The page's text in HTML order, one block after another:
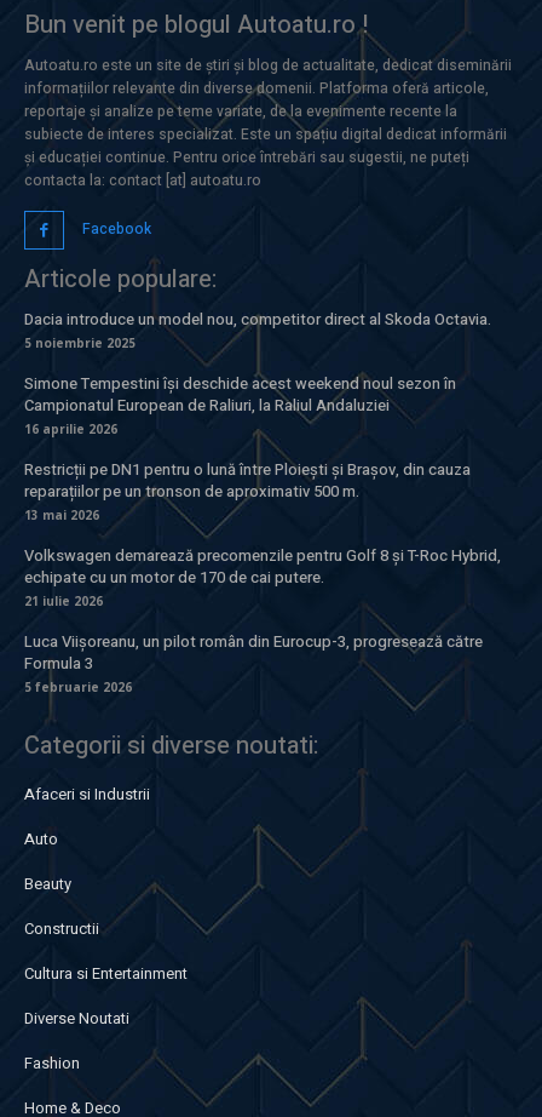
Bun venit pe blogul Autoatu.ro !
Autoatu.ro este un site de știri și blog de actualitate, dedicat diseminării
informațiilor relevante din diverse domenii. Platforma oferă articole,
reportaje și analize pe teme variate, de la evenimente recente la
subiecte de interes specializat. Este un spațiu digital dedicat informării
și educației continue. Pentru orice întrebări sau sugestii, ne puteți
contacta la: contact [at] autoatu.ro
Facebook
Articole populare:
Dacia introduce un model nou, competitor direct al Skoda Octavia.
5 noiembrie 2025
Simone Tempestini își deschide acest weekend noul sezon în
Campionatul European de Raliuri, la Raliul Andaluziei
16 aprilie 2026
Restricții pe DN1 pentru o lună între Ploiești și Brașov, din cauza
reparațiilor pe un tronson de aproximativ 500 m.
13 mai 2026
Volkswagen demarează precomenzile pentru Golf 8 și T-Roc Hybrid,
echipate cu un motor de 170 de cai putere.
21 iulie 2026
Luca Viișoreanu, un pilot român din Eurocup-3, progresează către
Formula 3
5 februarie 2026
Categorii si diverse noutati:
Afaceri si Industrii
Auto
Beauty
Constructii
Cultura si Entertainment
Diverse Noutati
Fashion
Home & Deco